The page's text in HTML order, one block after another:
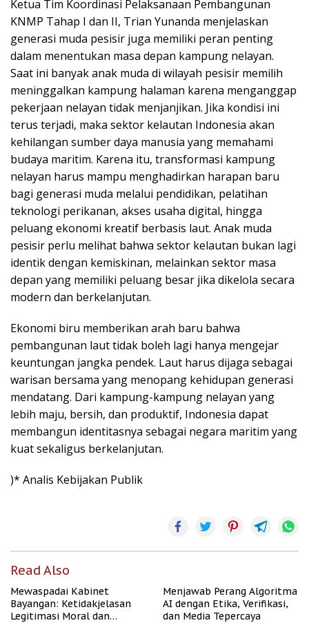
Ketua Tim Koordinasi Pelaksanaan Pembangunan
KNMP Tahap I dan II, Trian Yunanda menjelaskan
generasi muda pesisir juga memiliki peran penting
dalam menentukan masa depan kampung nelayan.
Saat ini banyak anak muda di wilayah pesisir memilih
meninggalkan kampung halaman karena menganggap
pekerjaan nelayan tidak menjanjikan. Jika kondisi ini
terus terjadi, maka sektor kelautan Indonesia akan
kehilangan sumber daya manusia yang memahami
budaya maritim. Karena itu, transformasi kampung
nelayan harus mampu menghadirkan harapan baru
bagi generasi muda melalui pendidikan, pelatihan
teknologi perikanan, akses usaha digital, hingga
peluang ekonomi kreatif berbasis laut. Anak muda
pesisir perlu melihat bahwa sektor kelautan bukan lagi
identik dengan kemiskinan, melainkan sektor masa
depan yang memiliki peluang besar jika dikelola secara
modern dan berkelanjutan.
Ekonomi biru memberikan arah baru bahwa
pembangunan laut tidak boleh lagi hanya mengejar
keuntungan jangka pendek. Laut harus dijaga sebagai
warisan bersama yang menopang kehidupan generasi
mendatang. Dari kampung-kampung nelayan yang
lebih maju, bersih, dan produktif, Indonesia dapat
membangun identitasnya sebagai negara maritim yang
kuat sekaligus berkelanjutan.
)* Analis Kebijakan Publik
Read Also
Mewaspadai Kabinet
Bayangan: Ketidakjelasan
Legitimasi Moral dan
Menjawab Perang Algoritma
AI dengan Etika, Verifikasi,
dan Media Tepercaya